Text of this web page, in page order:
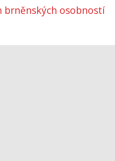
brněnských osobností